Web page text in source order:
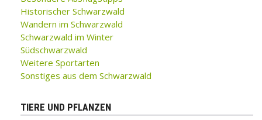
Historischer Schwarzwald
Wandern im Schwarzwald
Schwarzwald im Winter
Südschwarzwald
Weitere Sportarten
Sonstiges aus dem Schwarzwald
TIERE UND PFLANZEN